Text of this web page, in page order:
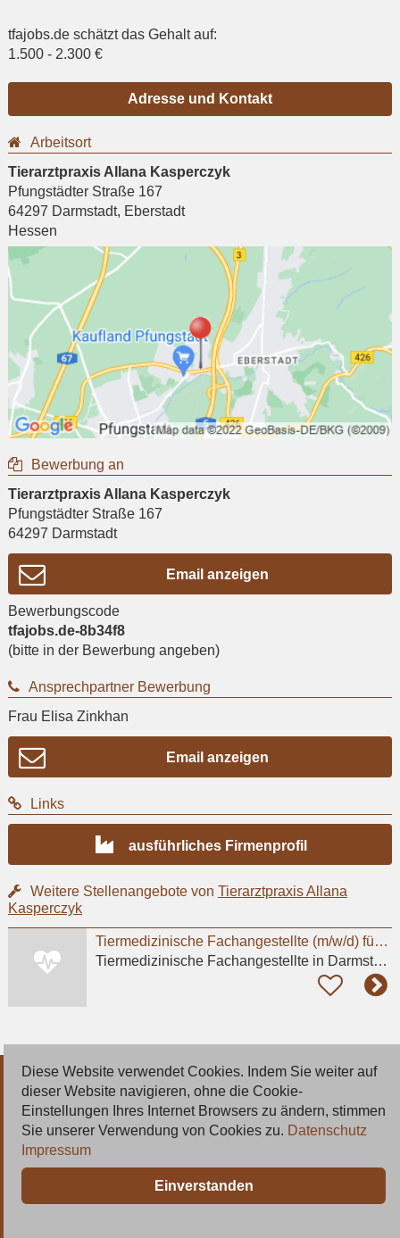
tfajobs.de schätzt das Gehalt auf:
1.500 - 2.300 €
Adresse und Kontakt
Arbeitsort
Tierarztpraxis Allana Kasperczyk
Pfungstädter Straße 167
64297 Darmstadt, Eberstadt
Hessen
Bewerbung an
Tierarztpraxis Allana Kasperczyk
Pfungstädter Straße 167
64297 Darmstadt
Email anzeigen
Bewerbungscode
tfajobs.de-8b34f8
(bitte in der Bewerbung angeben)
Ansprechpartner Bewerbung
Frau Elisa Zinkhan
Email anzeigen
Links
ausführliches Firmenprofil
Weitere Stellenangebote von Tierarztpraxis Allana
Kasperczyk
Tiermedizinische Fachangestellte (m/w/d) für Internistik, Ambulanz & Sprechstunde | Darmstadt
Tiermedizinische Fachangestelltein Darmstadt, Eberstadt
© 2026 Deutsche Jobmarkt GmbH
Inserieren
Kontakt
Diese Website verwendet Cookies. Indem Sie weiter auf
dieser Website navigieren, ohne die Cookie-
Einstellungen Ihres Internet Browsers zu ändern, stimmen
Sie unserer Verwendung von Cookies zu. Datenschutz
Impressum
Einverstanden